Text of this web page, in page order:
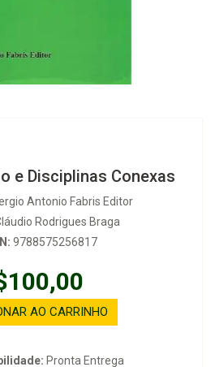
e Disciplinas Conexas
Antonio Fabris Editor
Rodrigues Braga
9788575256817
AO CARRINHO
Pronta Entrega